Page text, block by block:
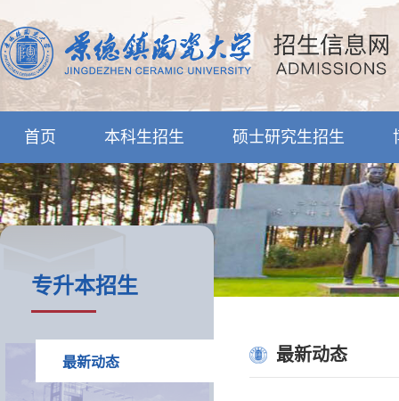
首页 本科生招生 硕士研究生招生
专升本招生
最新动态 最新动态